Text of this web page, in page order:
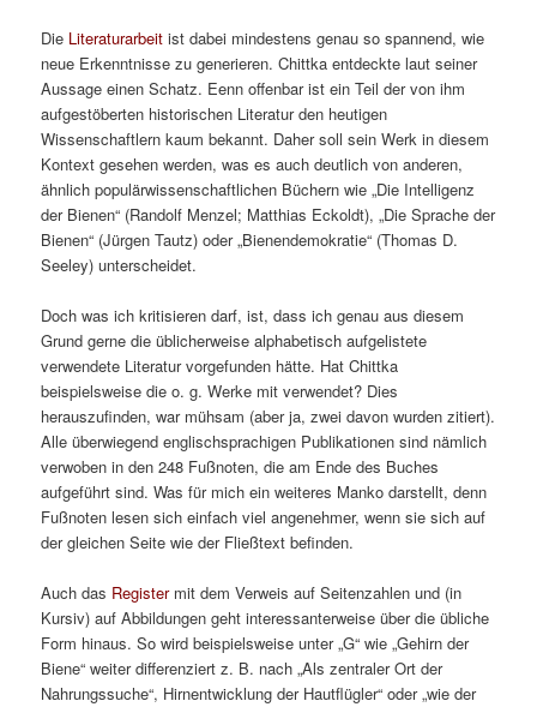
Die Literaturarbeit ist dabei mindestens genau so spannend, wie
neue Erkenntnisse zu generieren. Chittka entdeckte laut seiner
Aussage einen Schatz. Eenn offenbar ist ein Teil der von ihm
aufgestöberten historischen Literatur den heutigen
Wissenschaftlern kaum bekannt. Daher soll sein Werk in diesem
Kontext gesehen werden, was es auch deutlich von anderen,
ähnlich populärwissenschaftlichen Büchern wie „Die Intelligenz
der Bienen“ (Randolf Menzel; Matthias Eckoldt), „Die Sprache der
Bienen“ (Jürgen Tautz) oder „Bienendemokratie“ (Thomas D.
Seeley) unterscheidet.
Doch was ich kritisieren darf, ist, dass ich genau aus diesem
Grund gerne die üblicherweise alphabetisch aufgelistete
verwendete Literatur vorgefunden hätte. Hat Chittka
beispielsweise die o. g. Werke mit verwendet? Dies
herauszufinden, war mühsam (aber ja, zwei davon wurden zitiert).
Alle überwiegend englischsprachigen Publikationen sind nämlich
verwoben in den 248 Fußnoten, die am Ende des Buches
aufgeführt sind. Was für mich ein weiteres Manko darstellt, denn
Fußnoten lesen sich einfach viel angenehmer, wenn sie sich auf
der gleichen Seite wie der Fließtext befinden.
Auch das Registermit dem Verweis auf Seitenzahlen und (in
Kursiv) auf Abbildungen geht interessanterweise über die übliche
Form hinaus. So wird beispielsweise unter „G“ wie „Gehirn der
Biene“ weiter differenziert z. B. nach „Als zentraler Ort der
Nahrungssuche“, Hirnentwicklung der Hautflügler“ oder „wie der